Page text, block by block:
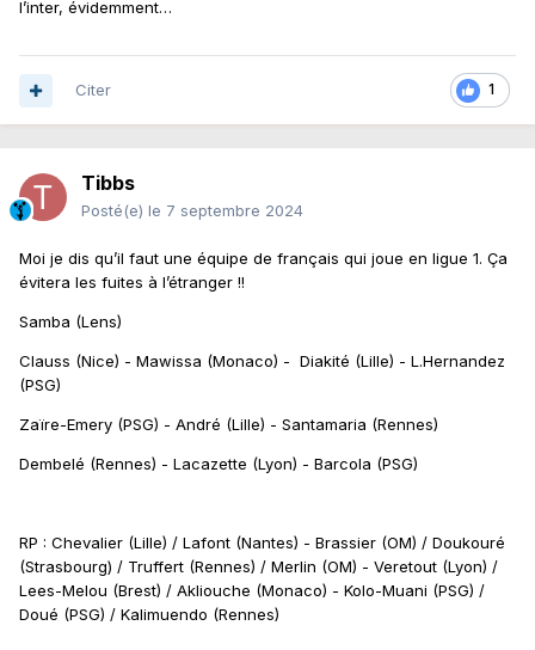
l’inter, évidemment…
1
Citer
Tibbs
Posté(e) le 7 septembre 2024
Moi je dis qu’il faut une équipe de français qui joue en ligue 1. Ça
évitera les fuites à l’étranger !!
Samba (Lens)
Clauss (Nice) - Mawissa (Monaco) - Diakité (Lille) - L.Hernandez
(PSG)
Zaïre-Emery (PSG) - André (Lille) - Santamaria (Rennes)
Dembelé (Rennes) - Lacazette (Lyon) - Barcola (PSG)
RP : Chevalier (Lille) / Lafont (Nantes) - Brassier (OM) / Doukouré
(Strasbourg) / Truffert (Rennes) / Merlin (OM) - Veretout (Lyon) /
Lees-Melou (Brest) / Akliouche (Monaco) - Kolo-Muani (PSG) /
Doué (PSG) / Kalimuendo (Rennes)